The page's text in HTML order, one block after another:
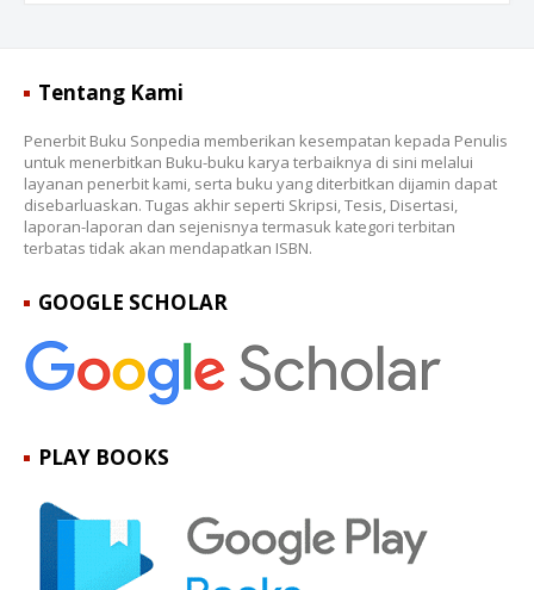
Tentang Kami
Penerbit Buku Sonpedia memberikan kesempatan kepada Penulis
untuk menerbitkan Buku-buku karya terbaiknya di sini melalui
layanan penerbit kami, serta buku yang diterbitkan dijamin dapat
disebarluaskan. Tugas akhir seperti Skripsi, Tesis, Disertasi,
laporan-laporan dan sejenisnya termasuk kategori terbitan
terbatas tidak akan mendapatkan ISBN.
GOOGLE SCHOLAR
PLAY BOOKS